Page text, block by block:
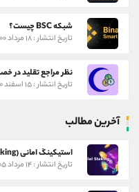
شبکه BSC چیست؟
تاریخ انتشار : ۱۸ مرداد ۱۴۰۰
نظر مراجع تقلید در
تاریخ انتشار : ۱۵ اسفند ۱۴۰۰
آخرین مطالب
استیکینگ امانی (Custodial Staking)
تاریخ انتشار : ۱۴ مرداد ۱۴۰۵